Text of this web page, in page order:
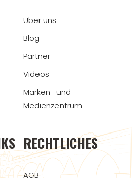
Über uns
Blog
Partner
Videos
Marken- und
Medienzentrum
RECHTLICHES
AGB